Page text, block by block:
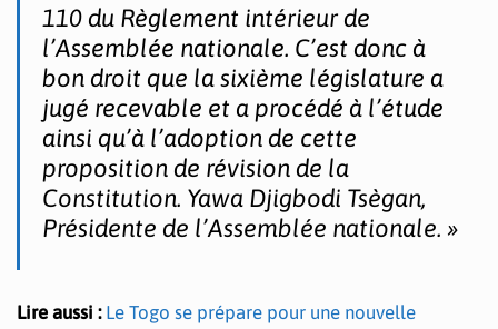
110 du Règlement intérieur de
l’Assemblée nationale. C’est donc à
bon droit que la sixième législature a
jugé recevable et a procédé à l’étude
ainsi qu’à l’adoption de cette
proposition de révision de la
Constitution. Yawa Djigbodi Tsègan,
Présidente de l’Assemblée nationale. »
Lire aussi : Le Togo se prépare pour une nouvelle